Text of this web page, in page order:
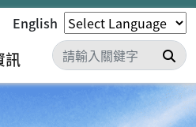
English
訊 搜